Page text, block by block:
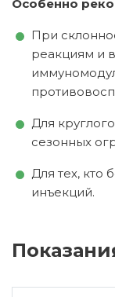
Особенно
При
реакциям и
Для
сезонных
Для тех, кто
инъекций.